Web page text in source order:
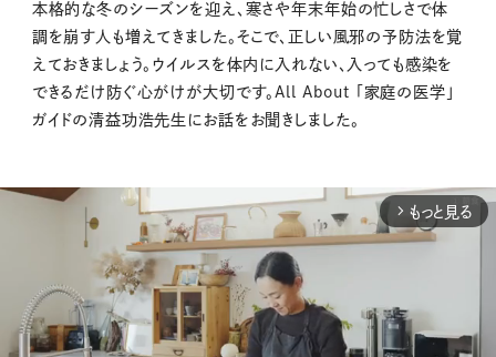
本格的な冬のシーズンを迎え、寒さや年末年始の忙しさで体
調を崩す人も増えてきました。そこで、正しい風邪の予防法を覚
えておきましょう。ウイルスを体内に入れない、入っても感染を
できるだけ防ぐ心がけが大切です。All About 「家庭の医学」
ガイドの清益功浩先生にお話をお聞きしました。
arrow_forward_ios もっと見る